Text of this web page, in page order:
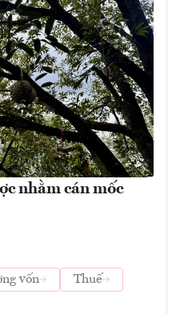
nhằm cán mốc
vốn
Thuế